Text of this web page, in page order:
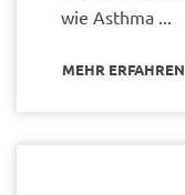
wie Asthma ...
MEHR ERFAHREN